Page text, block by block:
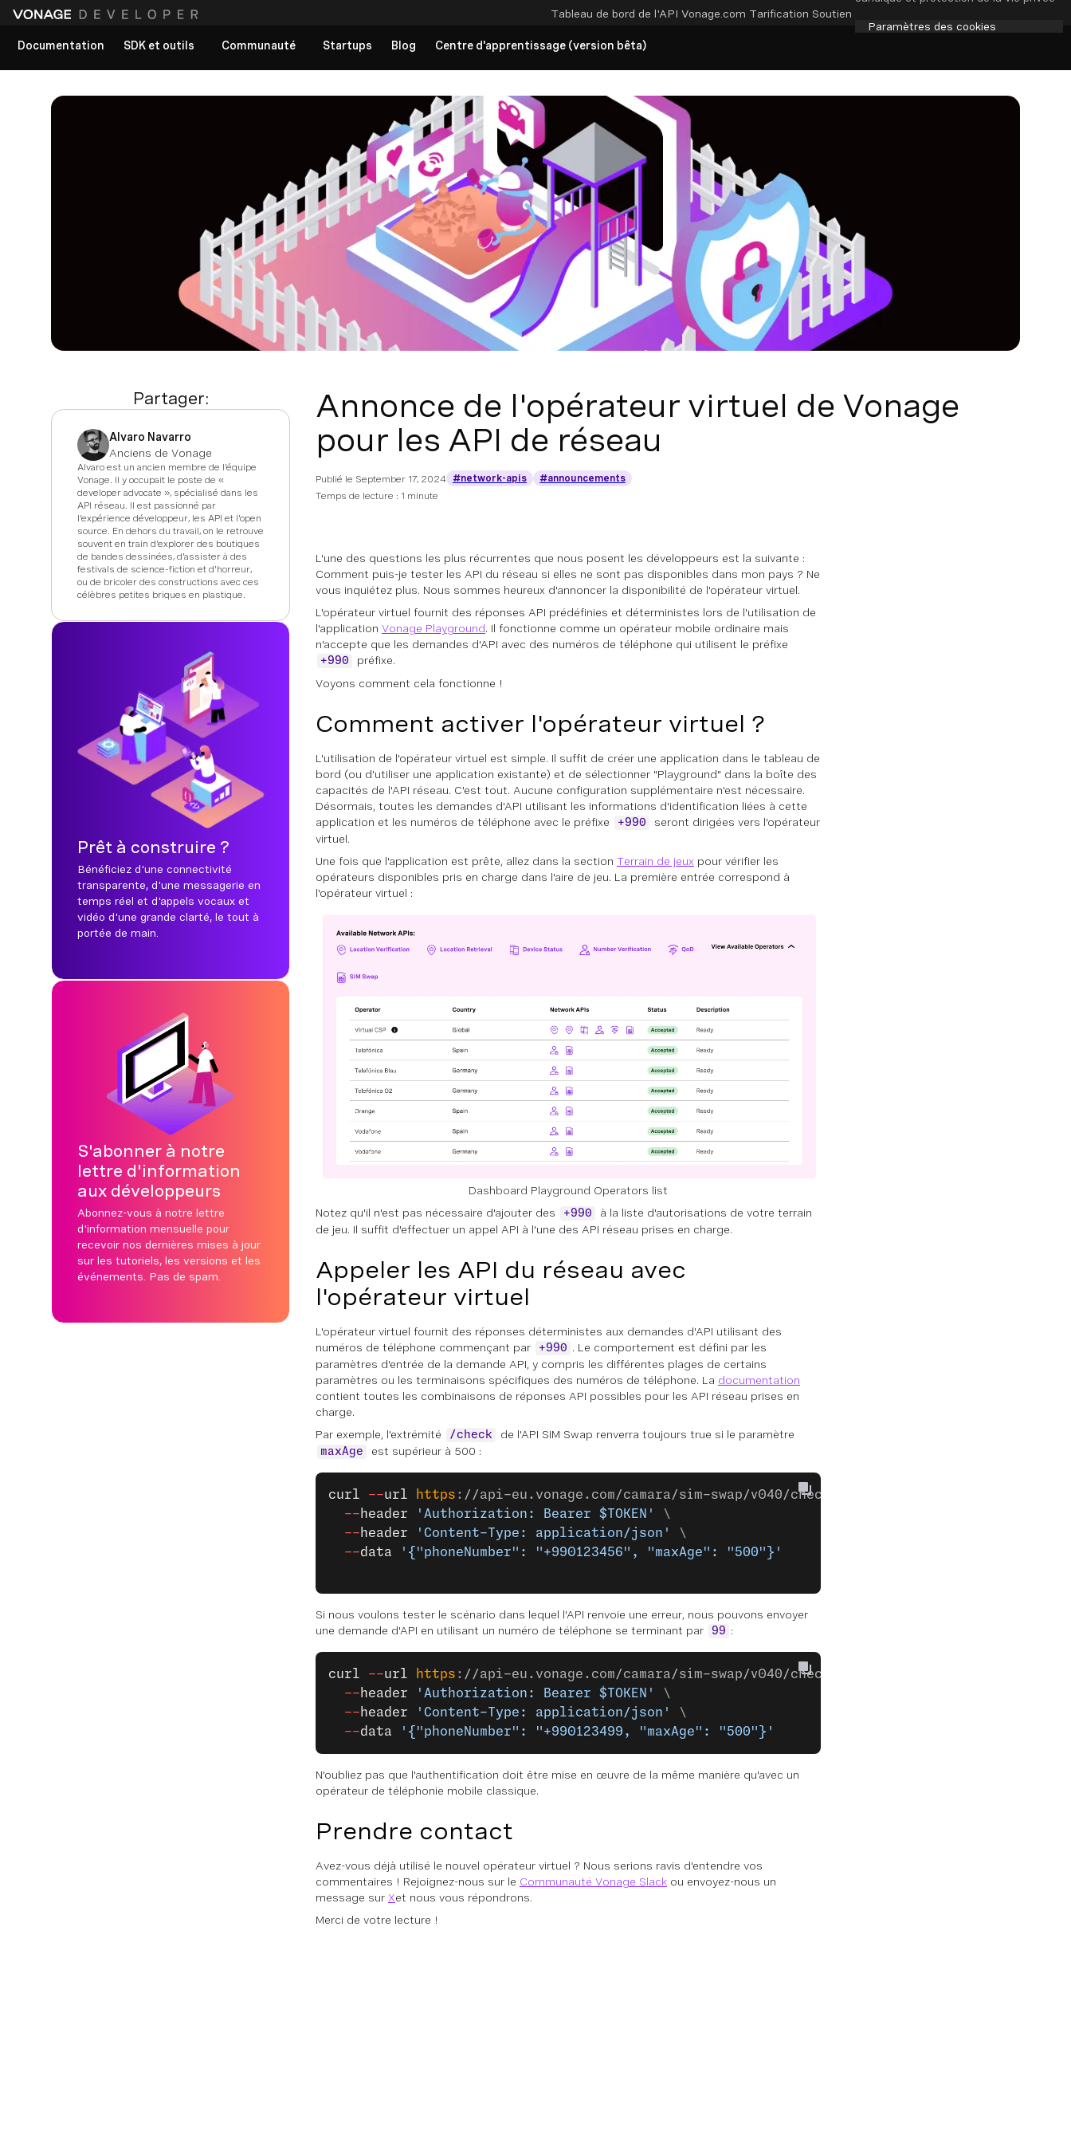
Tableau de bord de l'API Vonage.com Tarification Soutien
Paramètres des cookies
Documentation
SDK et outils Communauté Startups Blog Centre d'apprentissage (version bêta)
Partager:
Alvaro Navarro
Anciens de Vonage
Alvaro est un ancien membre de l'équipe
Vonage. Il y occupait le poste de «
developer advocate », spécialisé dans les
API réseau. Il est passionné par
l'expérience développeur, les API et l'open
source. En dehors du travail, on le retrouve
souvent en train d'explorer des boutiques
de bandes dessinées, d'assister à des
festivals de science-fiction et d'horreur,
ou de bricoler des constructions avec ces
célèbres petites briques en plastique.
Prêt à construire ?
Bénéficiez d'une connectivité
transparente, d'une messagerie en
temps réel et d'appels vocaux et
vidéo d'une grande clarté, le tout à
portée de main.
S'abonner à notre
lettre d'information
aux développeurs
Abonnez-vous à notre lettre
d'information mensuelle pour
recevoir nos dernières mises à jour
sur les tutoriels, les versions et les
événements. Pas de spam.
Annonce de l'opérateur virtuel de Vonage
pour les API de réseau
Publié le September 17, 2024 #network-apis
#announcements
Temps de lecture : 1 minute
L'une des questions les plus récurrentes que nous posent les développeurs est la suivante :
Comment puis-je tester les API du réseau si elles ne sont pas disponibles dans mon pays ? Ne
vous inquiétez plus. Nous sommes heureux d'annoncer la disponibilité de l'opérateur virtuel.
L'opérateur virtuel fournit des réponses API prédéfinies et déterministes lors de l'utilisation de
l'application Vonage Playground. Il fonctionne comme un opérateur mobile ordinaire mais
n'accepte que les demandes d'API avec des numéros de téléphone qui utilisent le préfixe
+990
préfixe.
Voyons comment cela fonctionne !
Comment activer l'opérateur virtuel ?
L'utilisation de l'opérateur virtuel est simple. Il suffit de créer une application dans le tableau de
bord (ou d'utiliser une application existante) et de sélectionner "Playground" dans la boîte des
capacités de l'API réseau. C'est tout. Aucune configuration supplémentaire n'est nécessaire.
Désormais, toutes les demandes d'API utilisant les informations d'identification liées à cette
application et les numéros de téléphone avec le préfixe
+990
seront dirigées vers l'opérateur
virtuel.
Une fois que l'application est prête, allez dans la section Terrain de jeux pour vérifier les
opérateurs disponibles pris en charge dans l'aire de jeu. La première entrée correspond à
l'opérateur virtuel :
Dashboard Playground Operators list
Notez qu'il n'est pas nécessaire d'ajouter des
+990
à la liste d'autorisations de votre terrain
de jeu. Il suffit d'effectuer un appel API à l'une des API réseau prises en charge.
Appeler les API du réseau avec
l'opérateur virtuel
L'opérateur virtuel fournit des réponses déterministes aux demandes d'API utilisant des
numéros de téléphone commençant par
+990 . Le comportement est défini par les
paramètres d'entrée de la demande API, y compris les différentes plages de certains
paramètres ou les terminaisons spécifiques des numéros de téléphone. La documentation
contient toutes les combinaisons de réponses API possibles pour les API réseau prises en
charge.
Par exemple, l'extrémité
/check de l'API SIM Swap renverra toujours true si le paramètre
maxAge est supérieur à 500 :
curl --url https : //api-eu.vonage.com/camara/sim-swap/v040/check \
-- header 'Authorization: Bearer $TOKEN'
\
-- header 'Content-Type: application/json'
\
--data '{"phoneNumber": "+990123456", "maxAge": "500"}'
Si nous voulons tester le scénario dans lequel l'API renvoie une erreur, nous pouvons envoyer
une demande d'API en utilisant un numéro de téléphone se terminant par
99 :
curl --url https : //api-eu.vonage.com/camara/sim-swap/v040/check \
-- header 'Authorization: Bearer $TOKEN'
\
-- header 'Content-Type: application/json'
\
--data '{"phoneNumber": "+990123499, "maxAge": "500"}'
N'oubliez pas que l'authentification doit être mise en œuvre de la même manière qu'avec un
opérateur de téléphonie mobile classique.
Prendre contact
Avez-vous déjà utilisé le nouvel opérateur virtuel ? Nous serions ravis d'entendre vos
commentaires ! Rejoignez-nous sur le Communauté Vonage Slack ou envoyez-nous un
message sur Xet nous vous répondrons.
Merci de votre lecture !